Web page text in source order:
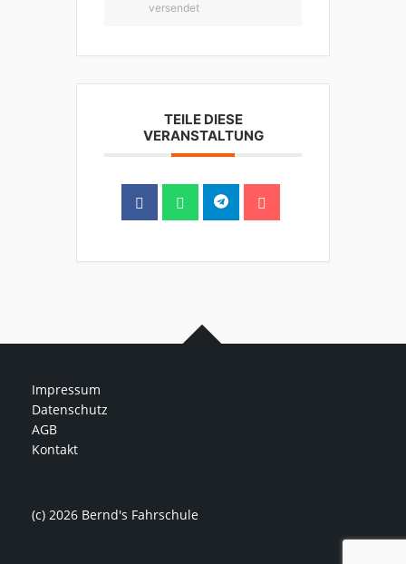
versendet
TEILE DIESE
VERANSTALTUNG
Impressum
Datenschutz
AGB
Kontakt
(c) 2026 Bernd's Fahrschule